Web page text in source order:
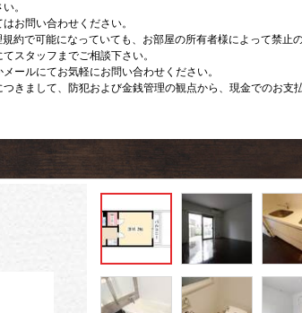
。
お問い合わせください。
約で可能になっていても、お部屋の所有者様によって禁止
スタッフまでご相談下さい。
ールにてお気軽にお問い合わせください。
きまして、防犯および金銭管理の観点から、現金でのお支